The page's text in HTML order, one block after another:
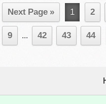
Next Page » 1 2
9 ... 42 43 44